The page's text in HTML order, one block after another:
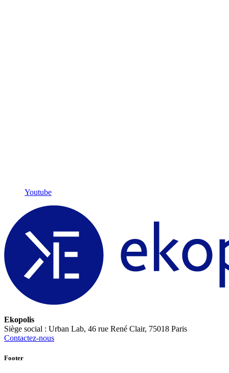
Youtube
Ekopolis
Siège social : Urban Lab, 46 rue René Clair, 75018 Paris
Contactez-nous
Footer